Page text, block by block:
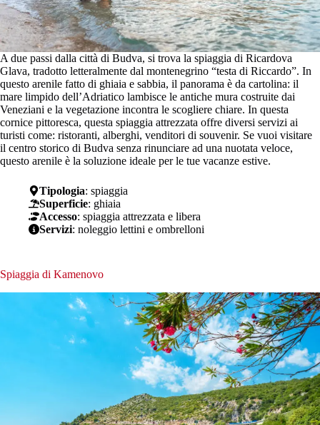
A due passi dalla città di Budva, si trova la spiaggia di Ricardova
Glava, tradotto letteralmente dal montenegrino “testa di Riccardo”. In
questo arenile fatto di ghiaia e sabbia, il panorama è da cartolina: il
mare limpido dell’Adriatico lambisce le antiche mura costruite dai
Veneziani e la vegetazione incontra le scogliere chiare. In questa
cornice pittoresca, questa spiaggia attrezzata offre diversi servizi ai
turisti come: ristoranti, alberghi, venditori di souvenir. Se vuoi visitare
il centro storico di Budva senza rinunciare ad una nuotata veloce,
questo arenile è la soluzione ideale per le tue vacanze estive.
Tipologia: spiaggia
Superficie: ghiaia
Accesso: spiaggia attrezzata e libera
Servizi: noleggio lettini e ombrelloni
Spiaggia di Kamenovo